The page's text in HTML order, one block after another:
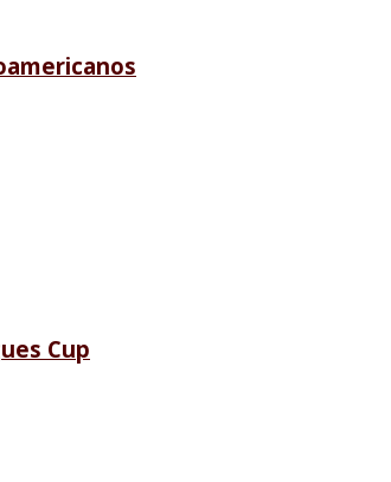
Cup